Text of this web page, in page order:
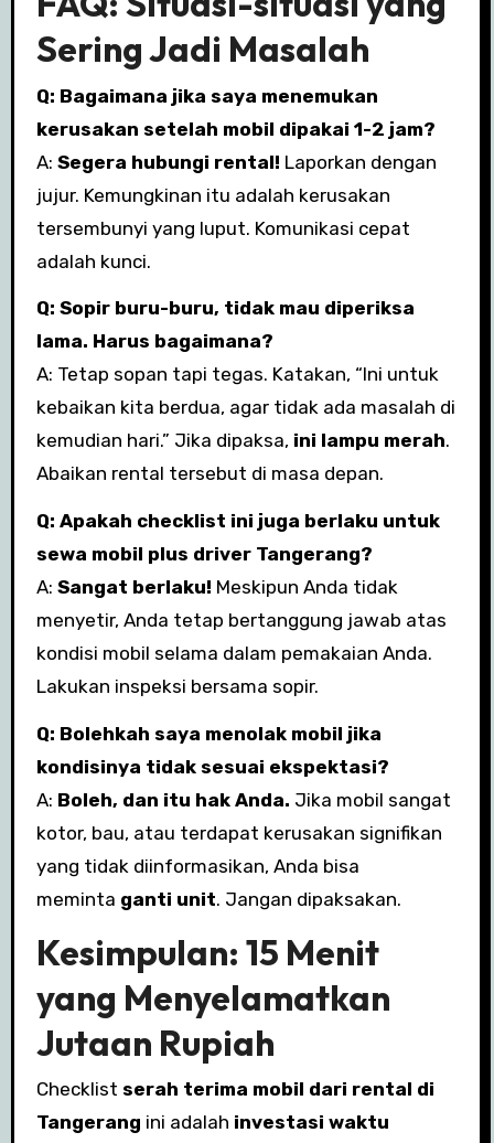
Sering Jadi Masalah
Q: Bagaimana jika saya menemukan
kerusakan setelah mobil dipakai 1-2 jam?
A: Segera hubungi rental! Laporkan dengan
jujur. Kemungkinan itu adalah kerusakan
tersembunyi yang luput. Komunikasi cepat
adalah kunci.
Q: Sopir buru-buru, tidak mau diperiksa
lama. Harus bagaimana?
A: Tetap sopan tapi tegas. Katakan, “Ini untuk
kebaikan kita berdua, agar tidak ada masalah di
kemudian hari.” Jika dipaksa, ini lampu merah.
Abaikan rental tersebut di masa depan.
Q: Apakah checklist ini juga berlaku untuk
sewa mobil plus driver Tangerang?
A: Sangat berlaku! Meskipun Anda tidak
menyetir, Anda tetap bertanggung jawab atas
kondisi mobil selama dalam pemakaian Anda.
Lakukan inspeksi bersama sopir.
Q: Bolehkah saya menolak mobil jika
kondisinya tidak sesuai ekspektasi?
A: Boleh, dan itu hak Anda. Jika mobil sangat
kotor, bau, atau terdapat kerusakan signifikan
yang tidak diinformasikan, Anda bisa
meminta ganti unit. Jangan dipaksakan.
Kesimpulan: 15 Menit
yang Menyelamatkan
Jutaan Rupiah
Checklist serah terima mobil dari rental di
Tangerang ini adalah investasi waktu